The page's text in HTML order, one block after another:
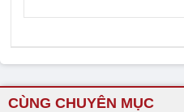
CÙNG CHUYÊN MỤC